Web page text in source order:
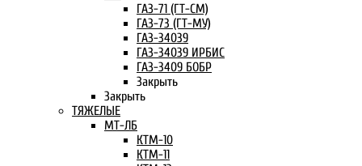
ГАЗ-71 (ГТ-СМ)
ГАЗ-73 (ГТ-МУ)
ГАЗ-34039
ГАЗ-34039 ИРБИС
ГАЗ-3409 БОБР
Закрыть
Закрыть
ТЯЖЕЛЫЕ
МТ-ЛБ
КТМ-10
КТМ-11